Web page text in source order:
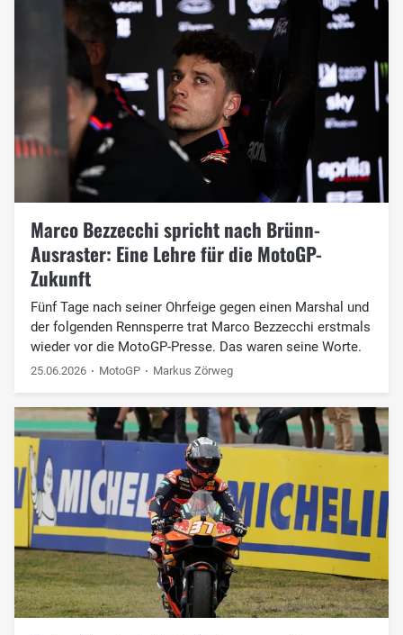
Marco Bezzecchi spricht nach Brünn-
Ausraster: Eine Lehre für die MotoGP-
Zukunft
Fünf Tage nach seiner Ohrfeige gegen einen Marshal und
der folgenden Rennsperre trat Marco Bezzecchi erstmals
wieder vor die MotoGP-Presse. Das waren seine Worte.
25.06.2026 MotoGP Markus Zörweg